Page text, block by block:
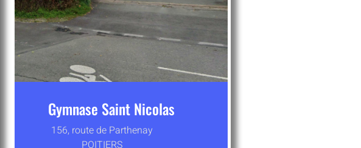
Gymnase Saint Nicolas
156, route de Parthenay